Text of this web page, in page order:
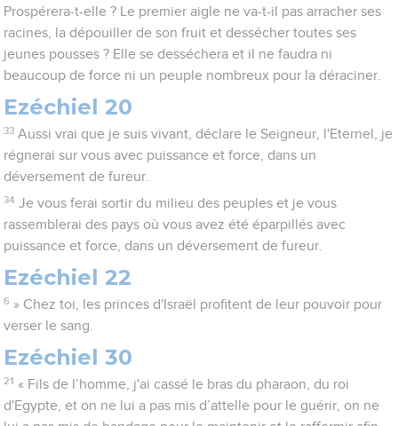
Prospérera-t-elle ? Le premier aigle ne va-t-il pas arracher ses
racines, la dépouiller de son fruit et dessécher toutes ses
jeunes pousses ? Elle se desséchera et il ne faudra ni
beaucoup de force ni un peuple nombreux pour la déraciner.
Ezéchiel 20
33 Aussi vrai que je suis vivant, déclare le Seigneur, l'Eternel, je
régnerai sur vous avec puissance et force, dans un
déversement de fureur.
34 Je vous ferai sortir du milieu des peuples et je vous
rassemblerai des pays où vous avez été éparpillés avec
puissance et force, dans un déversement de fureur.
Ezéchiel 22
6 » Chez toi, les princes d'Israël profitent de leur pouvoir pour
verser le sang.
Ezéchiel 30
21 « Fils de l’homme, j'ai cassé le bras du pharaon, du roi
d'Egypte, et on ne lui a pas mis d’attelle pour le guérir, on ne